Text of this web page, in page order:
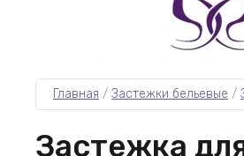
Главная / Застежки бельевые /
Застежка